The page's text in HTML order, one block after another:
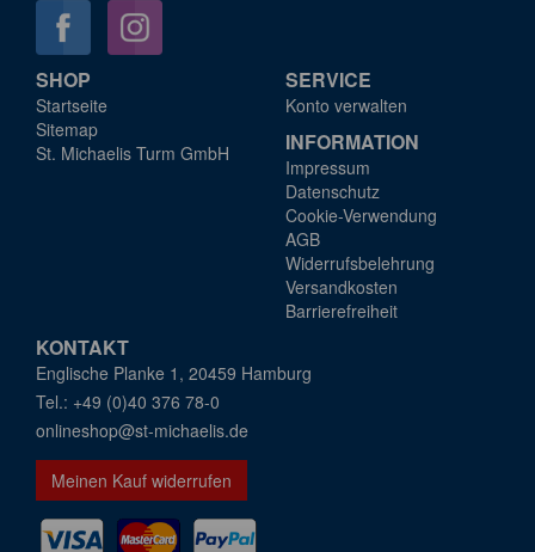
SHOP
Startseite
Sitemap
St. Michaelis Turm GmbH
SERVICE
Konto verwalten
INFORMATION
Impressum
Datenschutz
Cookie-Verwendung
AGB
Widerrufsbelehrung
Versandkosten
Barrierefreiheit
KONTAKT
Englische Planke 1, 20459 Hamburg
+49 (0)40 376 78-0
onlineshop@st-michaelis.de
Meinen Kauf widerrufen